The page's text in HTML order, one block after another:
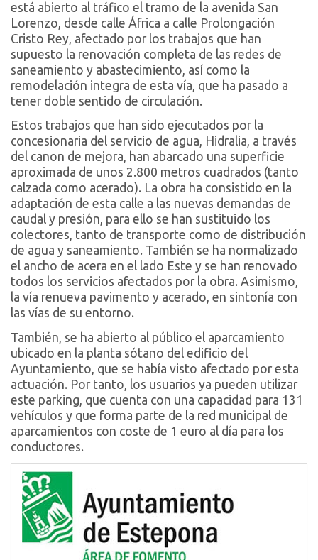
está abierto al tráfico el tramo de la avenida San
Lorenzo, desde calle África a calle Prolongación
Cristo Rey, afectado por los trabajos que han
supuesto la renovación completa de las redes de
saneamiento y abastecimiento, así como la
remodelación integra de esta vía, que ha pasado a
tener doble sentido de circulación.
Estos trabajos que han sido ejecutados por la
concesionaria del servicio de agua, Hidralia, a través
del canon de mejora, han abarcado una superficie
aproximada de unos 2.800 metros cuadrados (tanto
calzada como acerado). La obra ha consistido en la
adaptación de esta calle a las nuevas demandas de
caudal y presión, para ello se han sustituido los
colectores, tanto de transporte como de distribución
de agua y saneamiento. También se ha normalizado
el ancho de acera en el lado Este y se han renovado
todos los servicios afectados por la obra. Asimismo,
la vía renueva pavimento y acerado, en sintonía con
las vías de su entorno.
También, se ha abierto al público el aparcamiento
ubicado en la planta sótano del edificio del
Ayuntamiento, que se había visto afectado por esta
actuación. Por tanto, los usuarios ya pueden utilizar
este parking, que cuenta con una capacidad para 131
vehículos y que forma parte de la red municipal de
aparcamientos con coste de 1 euro al día para los
conductores.